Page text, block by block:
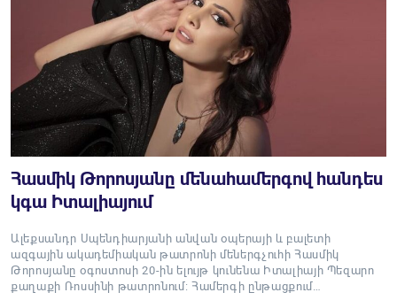
Հասմիկ Թորոսյանը մենահամերգով հանդես
կգա Իտալիայում
Ալեքսանդր Սպենդիարյանի անվան օպերայի և բալետի
ազգային ակադեմիական թատրոնի մեներգչուհի Հասմիկ
Թորոսյանը օգոստոսի 20-ին ելույթ կունենա Իտալիայի Պեզարո
քաղաքի Ռոսսինի թատրոնում: Համերգի ընթացքում…